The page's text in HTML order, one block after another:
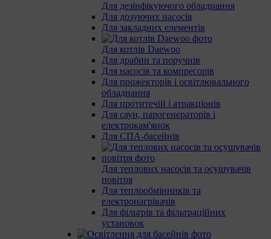
Для дезінфікуючого обладнання
Для дозуючих насосів
Для закладних елементів
Для котлів Daewoo
Для драбин та поручнів
Для насосів та компресорів
Для прожекторів і освітлювального
обладнання
Для протитечій і атракціонів
Для саун, парогенераторів і
електрокам'янок
Для СПА-басейнів
Для теплових насосів та осушувачів
повітря
Для теплообмінників та
електронагрівачів
Для фільтрів та фільтраційних
установок